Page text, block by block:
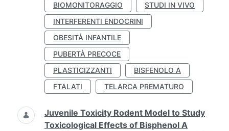
BIOMONITORAGGIO
STUDI IN VIVO
INTERFERENTI ENDOCRINI
OBESITÀ INFANTILE
PUBERTÀ PRECOCE
PLASTICIZZANTI
BISFENOLO A
FTALATI
TELARCA PREMATURO
Juvenile Toxicity Rodent Model to Study
Toxicological Effects of Bisphenol A